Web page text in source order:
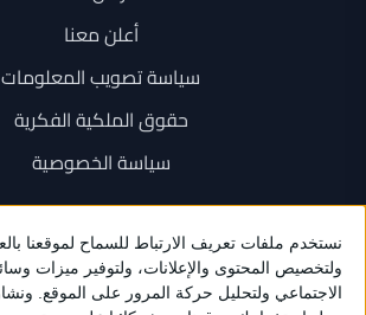
أعلن معنا
سياسة تصويب المعلومات
حقوق الملكية الفكرية
سياسة الخصوصية
اتصل بنا
+962 6 534 1777